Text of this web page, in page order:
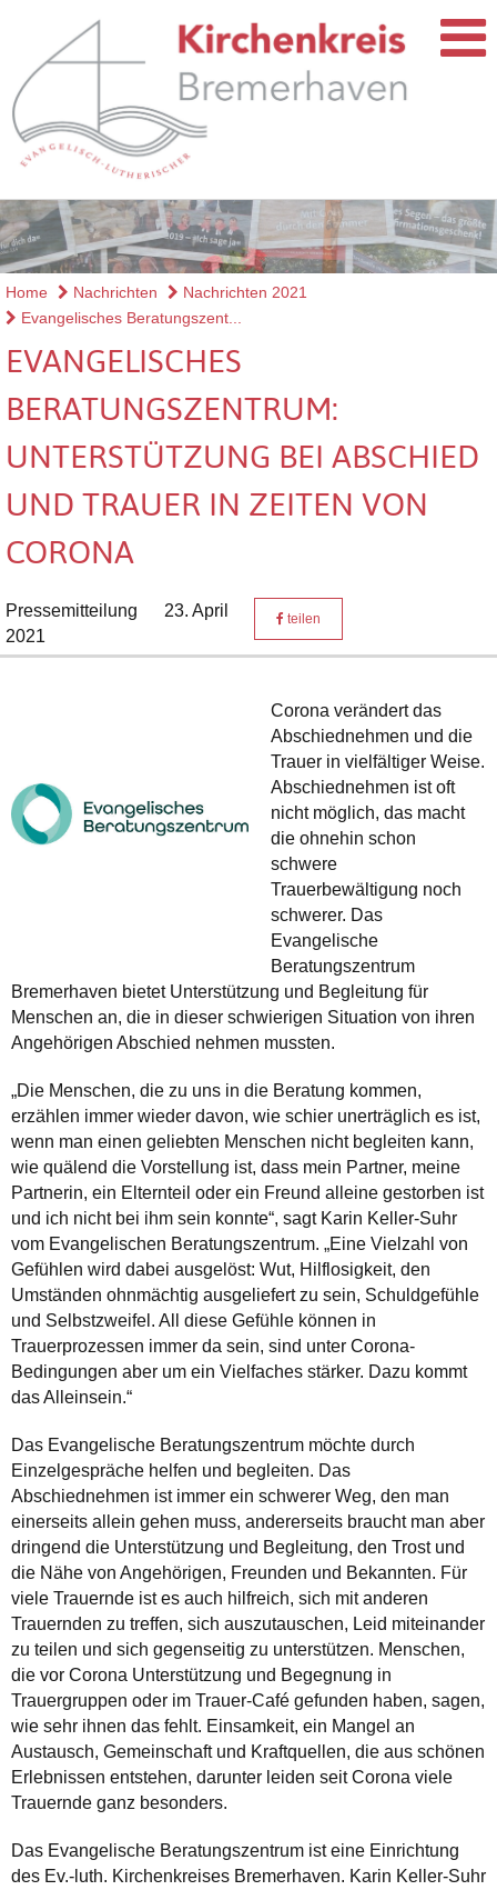
Home Nachrichten
Nachrichten 2021
Evangelisches Beratungszent...
EVANGELISCHES
BERATUNGSZENTRUM:
UNTERSTÜTZUNG BEI ABSCHIED
UND TRAUER IN ZEITEN VON
CORONA
Pressemitteilung
23. April
2021
teilen
Corona verändert das
Abschiednehmen und die
Trauer in vielfältiger Weise.
Abschiednehmen ist oft
nicht möglich, das macht
die ohnehin schon
schwere
Trauerbewältigung noch
schwerer. Das
Evangelische
Beratungszentrum
Bremerhaven bietet Unterstützung und Begleitung für
Menschen an, die in dieser schwierigen Situation von ihren
Angehörigen Abschied nehmen mussten.
„Die Menschen, die zu uns in die Beratung kommen,
erzählen immer wieder davon, wie schier unerträglich es ist,
wenn man einen geliebten Menschen nicht begleiten kann,
wie quälend die Vorstellung ist, dass mein Partner, meine
Partnerin, ein Elternteil oder ein Freund alleine gestorben ist
und ich nicht bei ihm sein konnte“, sagt Karin Keller-Suhr
vom Evangelischen Beratungszentrum. „Eine Vielzahl von
Gefühlen wird dabei ausgelöst: Wut, Hilflosigkeit, den
Umständen ohnmächtig ausgeliefert zu sein, Schuldgefühle
und Selbstzweifel. All diese Gefühle können in
Trauerprozessen immer da sein, sind unter Corona-
Bedingungen aber um ein Vielfaches stärker. Dazu kommt
das Alleinsein.“
Das Evangelische Beratungszentrum möchte durch
Einzelgespräche helfen und begleiten. Das
Abschiednehmen ist immer ein schwerer Weg, den man
einerseits allein gehen muss, andererseits braucht man aber
dringend die Unterstützung und Begleitung, den Trost und
die Nähe von Angehörigen, Freunden und Bekannten. Für
viele Trauernde ist es auch hilfreich, sich mit anderen
Trauernden zu treffen, sich auszutauschen, Leid miteinander
zu teilen und sich gegenseitig zu unterstützen. Menschen,
die vor Corona Unterstützung und Begegnung in
Trauergruppen oder im Trauer-Café gefunden haben, sagen,
wie sehr ihnen das fehlt. Einsamkeit, ein Mangel an
Austausch, Gemeinschaft und Kraftquellen, die aus schönen
Erlebnissen entstehen, darunter leiden seit Corona viele
Trauernde ganz besonders.
Das Evangelische Beratungszentrum ist eine Einrichtung
des Ev.-luth. Kirchenkreises Bremerhaven. Karin Keller-Suhr